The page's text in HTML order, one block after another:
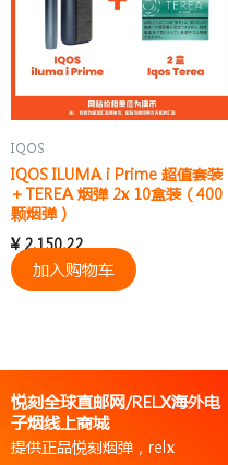
IQOS
IQOS ILUMA i Prime 超值套装
+ TEREA 烟弹 2x 10盒装（400
颗烟弹）
¥2,150.22
加入购物车
悦刻全球直邮网/RELX海外电
子烟线上商城
提供正品悦刻烟弹，relx